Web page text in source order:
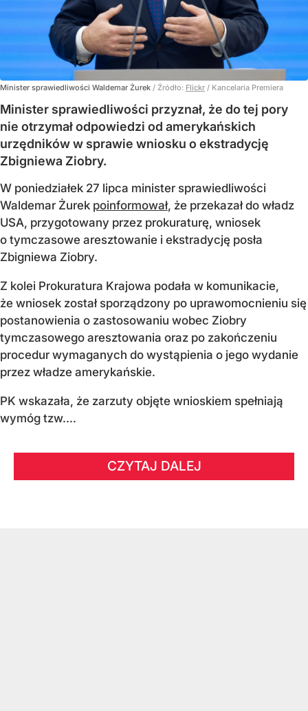
Minister sprawiedliwości Waldemar Żurek / Źródło: Flickr / Kancelaria Premiera
Minister sprawiedliwości przyznał, że do tej pory
nie otrzymał odpowiedzi od amerykańskich
urzędników w sprawie wniosku o ekstradycję
Zbigniewa Ziobry.
W poniedziałek 27 lipca minister sprawiedliwości
Waldemar Żurek poinformował, że przekazał do władz
USA, przygotowany przez prokuraturę, wniosek
o tymczasowe aresztowanie i ekstradycję posła
Zbigniewa Ziobry.
Z kolei Prokuratura Krajowa podała w komunikacie,
że wniosek został sporządzony po uprawomocnieniu się
postanowienia o zastosowaniu wobec Ziobry
tymczasowego aresztowania oraz po zakończeniu
procedur wymaganych do wystąpienia o jego wydanie
przez władze amerykańskie.
PK wskazała, że zarzuty objęte wnioskiem spełniają
wymóg tzw....
CZYTAJ DALEJ